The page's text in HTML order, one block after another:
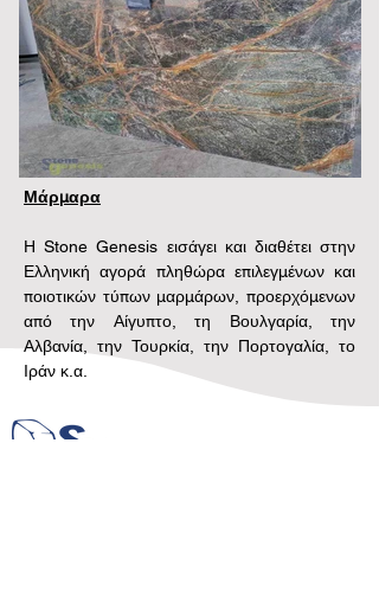
Μάρμαρα
Η Stone Genesis εισάγει και διαθέτει στην
Ελληνική αγορά πληθώρα επιλεγμένων και
ποιοτικών τύπων μαρμάρων, προερχόμενων
από την Αίγυπτο, τη Βουλγαρία, την
Αλβανία, την Τουρκία, την Πορτογαλία, το
Ιράν κ.α.